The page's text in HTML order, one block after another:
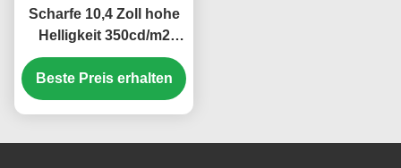
Scharfe 10,4 Zoll hohe
Helligkeit 350cd/m2
Industrie-LCD-Display
mit 640*480 Pixel
Auflösung
Beste Preis erhalten